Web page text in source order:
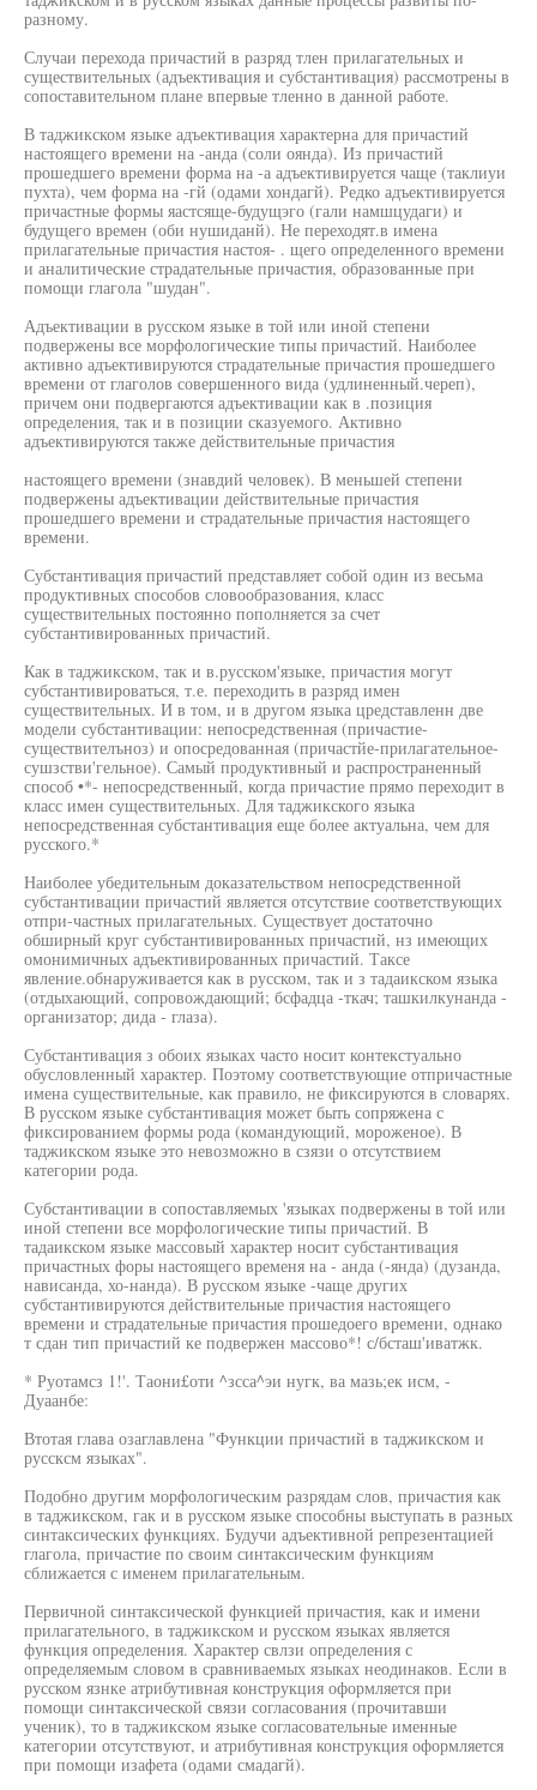
разному.
Случаи перехода причастий в разряд тлен прилагательных и
существительных (адъективация и субстантивация) рассмотрены в
сопоставительном плане впервые тленно в данной работе.
В таджикском языке адъективация характерна для причастий
настоящего времени на -анда (соли оянда). Из причастий
прошедшего времени форма на -а адъективируется чаще (таклиуи
пухта), чем форма на -гй (одами хондагй). Редко адъективируется
причастные формы яастсяще-будущэго (гали намшцудаги) и
будущего времен (оби нушиданй). Не переходят.в имена
прилагательные причастия настоя- . щего определенного времени
и аналитические страдательные причастия, образованные при
помощи глагола "шудан".
Адъективации в русском языке в той или иной степени
подвержены все морфологические типы причастий. Наиболее
активно адъективируются страдательные причастия прошедшего
времени от глаголов совершенного вида (удлиненный.череп),
причем они подвергаются адъективации как в .позиция
определения, так и в позиции сказуемого. Активно
адъективируются также действительные причастия
настоящего времени (знавдий человек). В меньшей степени
подвержены адъективации действительные причастия
прошедшего времени и страдательные причастия настоящего
времени.
Субстантивация причастий представляет собой один из весьма
продуктивных способов словообразования, класс
существительных постоянно пополняется за счет
субстантивированных причастий.
Как в таджикском, так и в.русском'языке, причастия могут
субстантивироваться, т.е. переходить в разряд имен
существительных. И в том, и в другом языка цредставленн две
модели субстантивации: непосредственная (причастие-
существителъноз) и опосредованная (причастйе-прилагательное-
сушзстви'гельное). Самый продуктивный и распространенный
способ •*- непосредственный, когда причастие прямо переходит в
класс имен существительных. Для таджикского языка
непосредственная субстантивация еще более актуальна, чем для
русского.*
Наиболее убедительным доказательством непосредственной
субстантивации причастий является отсутствие соответствующих
отпри-частных прилагательных. Существует достаточно
обширный круг субстантивированных причастий, нз имеющих
омонимичных адъективированных причастий. Таксе
явление.обнаруживается как в русском, так и з тадаикском языка
(отдыхающий, сопровождающий; бсфадца -ткач; ташкилкунанда -
организатор; дида - глаза).
Субстантивация з обоих языках часто носит контекстуально
обусловленный характер. Поэтому соответствующие отпричастные
имена существительные, как правило, не фиксируются в словарях.
В русском языке субстантивация может быть сопряжена с
фиксированием формы рода (командующий, мороженое). В
таджикском языке это невозможно в сзязи о отсутствием
категории рода.
Субстантивации в сопоставляемых 'языках подвержены в той или
иной степени все морфологические типы причастий. В
тадаикском языке массовый характер носит субстантивация
причастных форы настоящего временя на - анда (-янда) (дузанда,
нависанда, хо-нанда). В русском языке -чаще других
субстантивируются действительные причастия настоящего
времени и страдательные причастия прошедоего времени, однако
т сдан тип причастий ке подвержен массово*! с/бсташ'иватжк.
* Руотамсз 1!'. Таони£оти ^зсса^эи нугк, ва мазь;ек исм, -
Дуаанбе:
Втотая глава озаглавлена "Функции причастий в таджикском и
руссксм языках".
Подобно другим морфологическим разрядам слов, причастия как
в таджикском, гак и в русском языке способны выступать в разных
синтаксических функциях. Будучи адъективной репрезентацией
глагола, причастие по своим синтаксическим функциям
сближается с именем прилагательным.
Первичной синтаксической функцией причастия, как и имени
прилагательного, в таджикском и русском языках является
функция определения. Характер свлзи определения с
определяемым словом в сравниваемых языках неодинаков. Если в
русском язнке атрибутивная конструкция оформляется при
помощи синтаксической связи согласования (прочитавши
ученик), то в таджикском языке согласовательные именные
категории отсутствуют, и атрибутивная конструкция оформляется
при помощи изафета (одами смадагй).